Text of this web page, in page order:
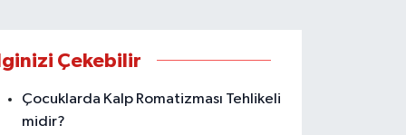
İlginizi Çekebilir
Çocuklarda Kalp Romatizması Tehlikeli
midir?